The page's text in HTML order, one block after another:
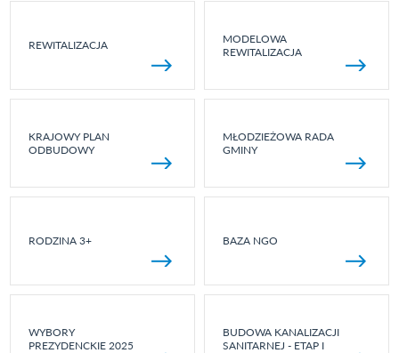
REWITALIZACJA
MODELOWA
REWITALIZACJA
KRAJOWY PLAN
ODBUDOWY
MŁODZIEŻOWA RADA
GMINY
RODZINA 3+ BAZA NGO
WYBORY
PREZYDENCKIE 2025
BUDOWA KANALIZACJI
SANITARNEJ - ETAP I